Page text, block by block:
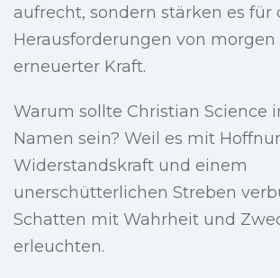
aufrecht, sondern stärken es für
Herausforderungen von
erneuerter Kraft.
Warum sollte Christian Science
Namen sein? Weil es mit
Widerstandskraft und einem
unerschütterlichen Streben
Schatten mit Wahrheit und
erleuchten.